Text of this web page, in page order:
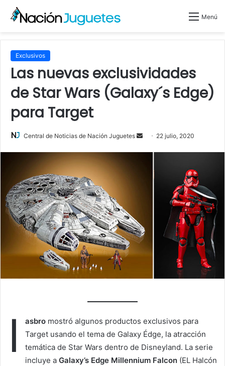
Menú
Exclusivos
Las nuevas exclusividades
de Star Wars (Galaxy´s Edge)
para Target
Central de Noticias de Nación Juguetes
Send 22 julio, 2020
I asbro mostró algunos productos exclusivos para
Target usando el tema de Galaxy Édge, la atracción
temática de Star Wars dentro de Disneyland. La serie
incluye a Galaxy’s Edge Millennium Falcon (EL Halcón